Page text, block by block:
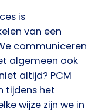
is
van een
communiceren
algemeen ook
altijd? PCM
tijdens het
wijze zijn we in